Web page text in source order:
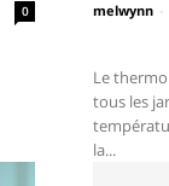
0 melwynn
Le
tous les
la...